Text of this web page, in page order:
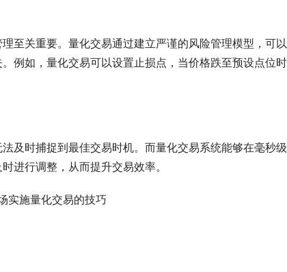
至关重要。量化交易通过建立严谨的风险管理模型，可
例如，量化交易可以设置止损点，当价格跌至预设点位时
及时捕捉到最佳交易时机。而量化交易系统能够在毫秒级
进行调整，从而提升交易效率。